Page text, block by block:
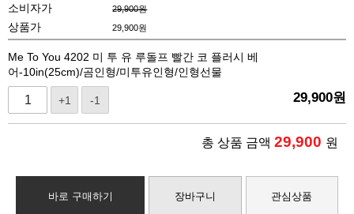
소비자가 29,900원
상품가 29,900원
Me To You 4202 미 투 유 루돌프 빨간 코 플러시 베
어-10in(25cm)/곰인형/미투유인형/인형선물
+1 -1 29,900원
총 상품 금액 29,900 원
바로 구매하기 장바구니 관심상품